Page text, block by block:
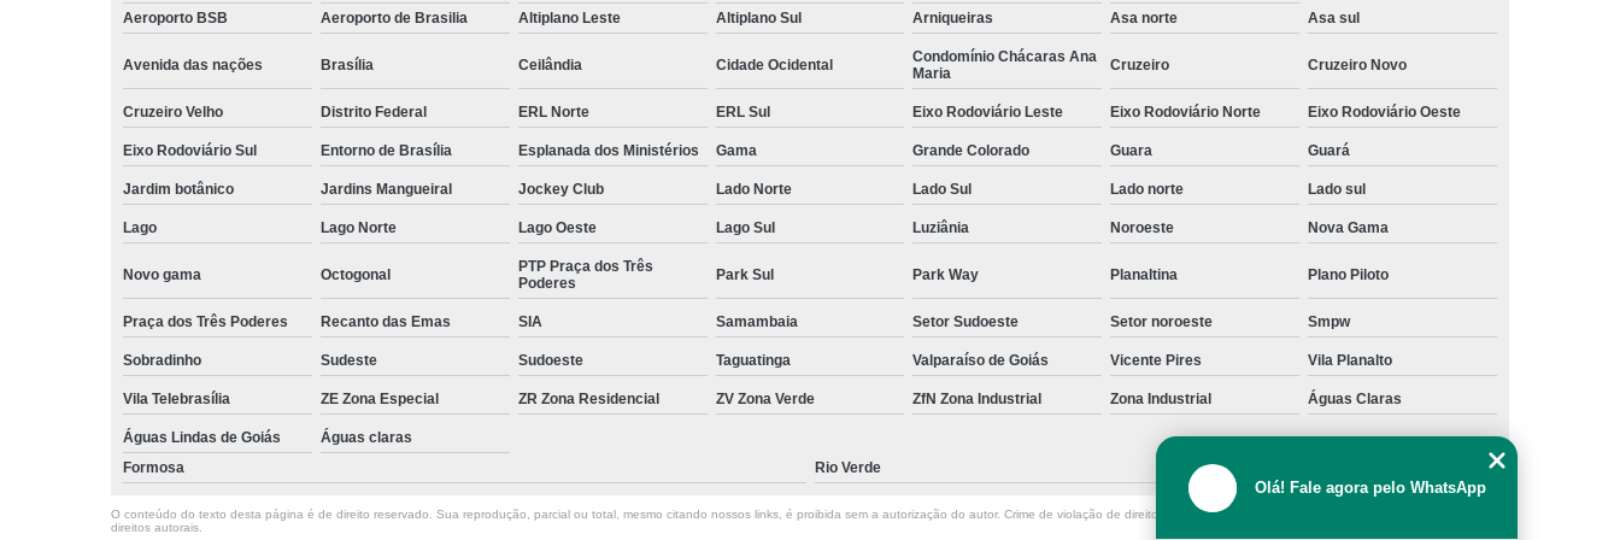
Gerenciamento de Obras em Goiânia
Gerenciamento de Projetos e Obras
Gerenciamento e Execução de Obras
Gerenciamento e Fiscalização de Obras
Gerenciamento e Implementação de Obras
Gerenciamento e Planejamento de Obras
Gerenciamento Obras Comerciais
Planejamento e Gerenciamento de Obras
Empresa de Gestão de Obras
Gestão de Obras
Gestão de Obras de Construção Civil
Gestão de Obras e Projetos
Gestão de Obras em Brasília
Gestão de Obras em Goiânia
Gestão de Obras na Construção Civil
Gestão de Obras Profissional
Gestão de Projetos em Obras Civis
Gestão e Gerenciamento de Obras
Gestão em Obras
Serviço de Gestão de Obras
Neuroarquitetura
Neuroarquitetura Comercial
Neuroarquitetura Corporativa
Neuroarquitetura em Brasília
Neuroarquitetura em Hospitais
Neuroarquitetura Empresarial
Neuroarquitetura Iluminação
Neuroarquitetura no Ambiente Corporativo
Neuroarquitetura no Ambiente de Trabalho
Aeroporto BSB
Aeroporto de Brasilia Altiplano Leste Altiplano Sul Arniqueiras Asa norte Asa sul
Avenida das nações Brasília Ceilândia Cidade Ocidental
Condomínio Chácaras Ana
Maria
Cruzeiro Cruzeiro Novo
Cruzeiro Velho Distrito Federal ERL Norte ERL Sul Eixo Rodoviário Leste Eixo Rodoviário Norte Eixo Rodoviário Oeste
Eixo Rodoviário Sul Entorno de Brasília Esplanada dos Ministérios Gama Grande Colorado Guara Guará
Jardim botânico Jardins Mangueiral Jockey Club Lado Norte Lado Sul Lado norte Lado sul
Lago Lago Norte Lago Oeste Lago Sul Luziânia Noroeste Nova Gama
Novo gama Octogonal
PTP Praça dos Três
Poderes
Park Sul Park Way Planaltina Plano Piloto
Praça dos Três Poderes Recanto das Emas SIA Samambaia Setor Sudoeste Setor noroeste Smpw
Sobradinho Sudeste Sudoeste Taguatinga Valparaíso de Goiás Vicente Pires Vila Planalto
Vila Telebrasília ZE Zona Especial ZR Zona Residencial ZV Zona Verde ZfN Zona Industrial Zona Industrial Águas Claras
Águas Lindas de Goiás
Águas claras
Formosa
Rio Verde
O conteúdo do texto desta página é de direito reservado. Sua reprodução, parcial ou total, mesmo citando nossos links, é proibida sem a autorização do autor. Crime de violação de direito autoral – artigo 184 do Código Penal –
direitos autorais
Olá! Fale agora pelo WhatsApp